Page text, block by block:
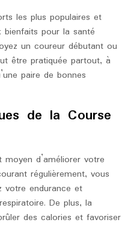
les plus populaires et
pour la santé
un coureur débutant ou
être pratiquée partout, à
paire de bonnes
de la Course
d’améliorer votre
régulièrement, vous
votre endurance et
De plus, la
des calories et favoriser